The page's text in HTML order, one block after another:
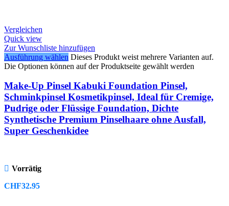
Vergleichen
Quick view
Zur Wunschliste hinzufügen
Ausführung wählen Dieses Produkt weist mehrere Varianten auf.
Die Optionen können auf der Produktseite gewählt werden
Make-Up Pinsel Kabuki Foundation Pinsel,
Schminkpinsel Kosmetikpinsel, Ideal für Cremige,
Pudrige oder Flüssige Foundation, Dichte
Synthetische Premium Pinselhaare ohne Ausfall,
Super Geschenkidee
Vorrätig
CHF32.95